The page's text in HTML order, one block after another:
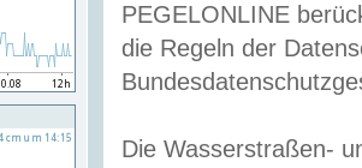
PEGELONLINE
die Regeln der
Die Wasserstraßen-